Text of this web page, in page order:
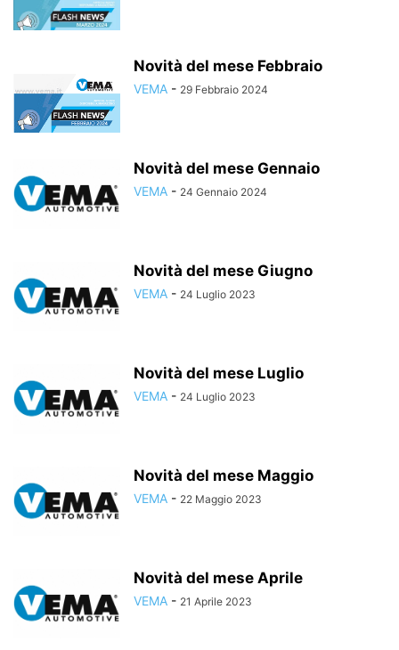
Novità del mese Febbraio
VEMA - 29 Febbraio 2024
Novità del mese Gennaio
VEMA - 24 Gennaio 2024
Novità del mese Giugno
VEMA - 24 Luglio 2023
Novità del mese Luglio
VEMA - 24 Luglio 2023
Novità del mese Maggio
VEMA - 22 Maggio 2023
Novità del mese Aprile
VEMA - 21 Aprile 2023